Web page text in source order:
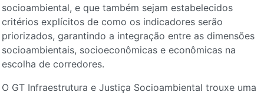
socioambiental, e que também sejam estabelecidos
critérios explícitos de como os indicadores serão
priorizados, garantindo a integração entre as dimensões
socioambientais, socioeconômicas e econômicas na
escolha de corredores.
O GT Infraestrutura e Justiça Socioambiental trouxe uma